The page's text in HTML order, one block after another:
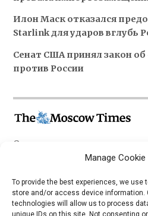
Manage
To provide the best experiences, we
store and/or access device information.
technologies will allow us to process
unique IDs on this site. Not consenting
Илон Маск отказался
Starlink для ударов вглубь
Сенат США принял закон об
против России
О нас
Политика
iOS